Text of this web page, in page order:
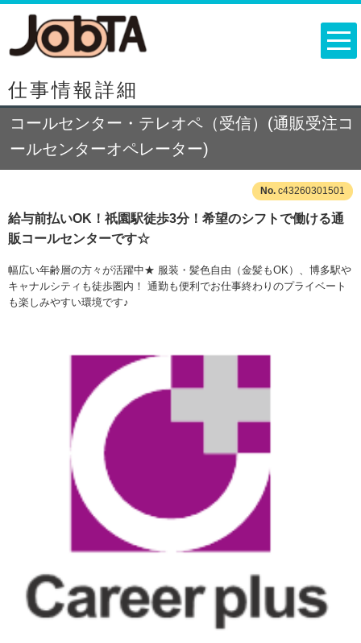
仕事情報詳細
コールセンター・テレオペ（受信）(通販受注コ
ールセンターオペレーター)
c43260301501
給与前払いOK！祇園駅徒歩3分！希望のシフトで働ける通
販コールセンターです☆
幅広い年齢層の方々が活躍中★ 服装・髪色自由（金髪もOK）、博多駅や
キャナルシティも徒歩圏内！ 通勤も便利でお仕事終わりのプライベート
も楽しみやすい環境です♪